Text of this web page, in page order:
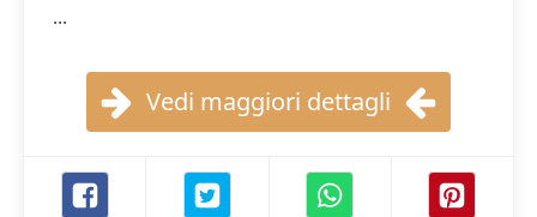
...
Vedi maggiori dettagli